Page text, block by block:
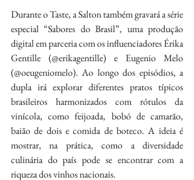
Durante o Taste, a Salton também gravará a série
especial “Sabores do Brasil”, uma produção
digital em parceria com os influenciadores Érika
Gentille (@erikagentille) e Eugenio Melo
(@oeugeniomelo). Ao longo dos episódios, a
dupla irá explorar diferentes pratos típicos
brasileiros harmonizados com rótulos da
vinícola, como feijoada, bobó de camarão,
baião de dois e comida de boteco. A ideia é
mostrar, na prática, como a diversidade
culinária do país pode se encontrar com a
riqueza dos vinhos nacionais.